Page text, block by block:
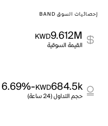
إحصائيات السوق BAND
9.612M
KWD
القيمة السوقية
684.5k
KWD
-6.69%
حجم التداول (24 ساعة)